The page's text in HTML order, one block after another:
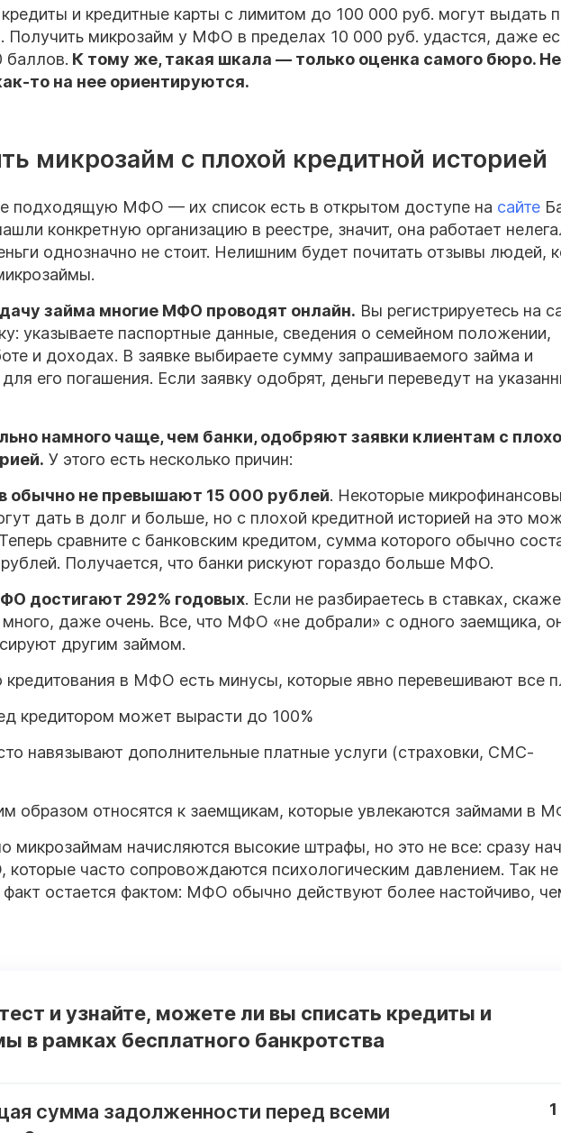
кредиты и кредитные карты с лимитом до 100 000 руб. могут выдать
Получить микрозайм у МФО в пределах 10 000 руб. удастся, даже
баллов. К тому же, такая шкала — только оценка самого бюро.
то на нее ориентируются.
микрозайм с плохой кредитной историей
подходящую МФО — их список есть в открытом доступе на сайте
конкретную организацию в реестре, значит, она работает
однозначно не стоит. Нелишним будет почитать отзывы людей,
займа многие МФО проводят онлайн. Вы регистрируетесь на
указываете паспортные данные, сведения о семейном положении,
и доходах. В заявке выбираете сумму запрашиваемого займа и
его погашения. Если заявку одобрят, деньги переведут на
намного чаще, чем банки, одобряют заявки клиентам с
У этого есть несколько причин:
обычно не превышают 15 000 рублей. Некоторые
дать в долг и больше, но с плохой кредитной историей на это
сравните с банковским кредитом, сумма которого обычно
Получается, что банки рискуют гораздо больше МФО.
достигают 292% годовых. Если не разбираетесь в ставках,
даже очень. Все, что МФО «не добрали» с одного заемщика,
другим займом.
кредитования в МФО есть минусы, которые явно перевешивают все
кредитором может вырасти до 100%
навязывают дополнительные платные услуги (страховки, СМС-
образом относятся к заемщикам, которые увлекаются займами в
микрозаймам начисляются высокие штрафы, но это не все: сразу
часто сопровождаются психологическим давлением. Так
факт остается фактом: МФО обычно действуют более настойчиво,
и узнайте, можете ли вы списать кредиты и
в рамках бесплатного банкротства
сумма задолженности перед всеми
1